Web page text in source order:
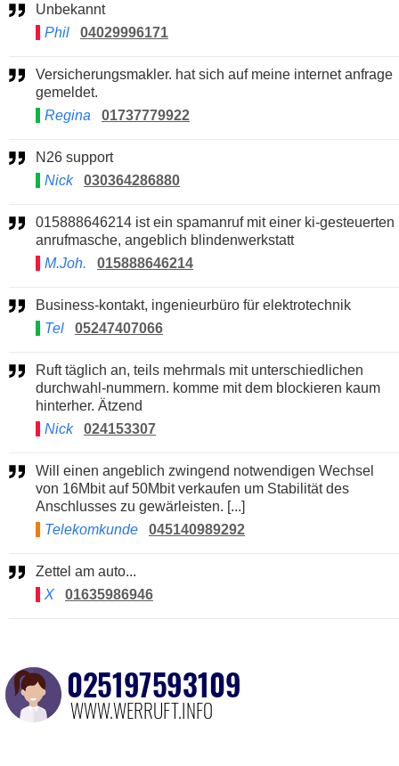
Unbekannt
Phil
04029996171
Versicherungsmakler. hat sich auf meine internet anfrage
gemeldet.
Regina
01737779922
N26 support
Nick
030364286880
015888646214 ist ein spamanruf mit einer ki-gesteuerten
anrufmasche, angeblich blindenwerkstatt
M.Joh.
015888646214
Business-kontakt, ingenieurbüro für elektrotechnik
Tel
05247407066
Ruft täglich an, teils mehrmals mit unterschiedlichen
durchwahl-nummern. komme mit dem blockieren kaum
hinterher. Ätzend
Nick
024153307
Will einen angeblich zwingend notwendigen Wechsel
von 16Mbit auf 50Mbit verkaufen um Stabilität des
Anschlusses zu gewärleisten. [...]
Telekomkunde
045140989292
Zettel am auto...
X
01635986946